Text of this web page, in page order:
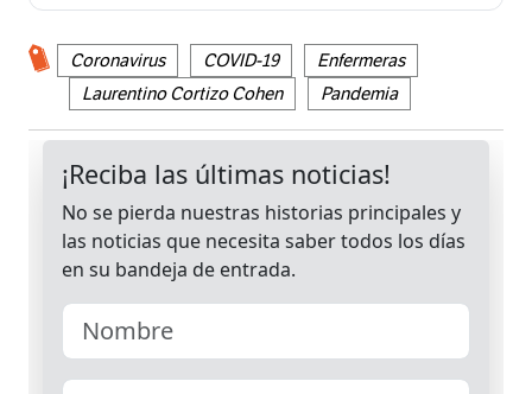
Coronavirus COVID-19
Enfermeras
Laurentino Cortizo Cohen
Pandemia